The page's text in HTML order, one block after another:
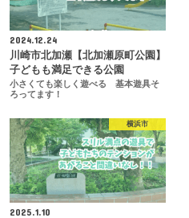
2024.12.24
川崎市北加瀬【北加瀬原町公園】
子どもも満足できる公園
小さくても楽しく遊べる 基本遊具そ
ろってます！
横浜市
2025.1.10